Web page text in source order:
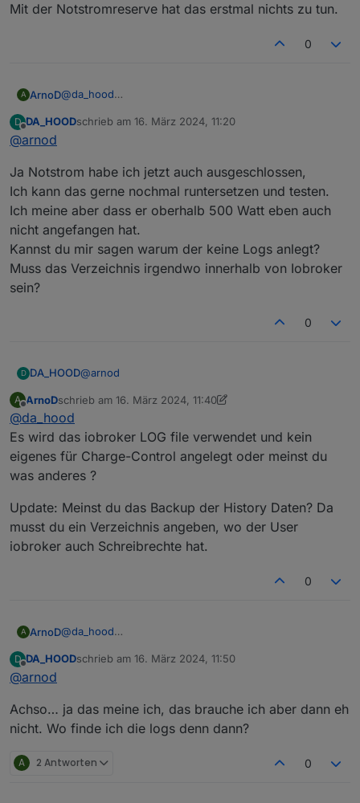
Mit der Notstromreserve hat das erstmal nichts zu tun.
0
A ArnoD@da_hood
sondern eins nach dem anderen.
Nach deinem Screenshot wurde aktuell Einstellung 2
verwendet, das kann Morgen aber wieder eine andere
Einstellung sein.
Dann wieder beobachten ob ab 200 W PV-Leistung
nicht geladen wird.
Mit der Notstromreserve hat das erstmal nichts zu tun.
D
Offline
DA_HOODschrieb am 16. März 2024, 11:20
zuletzt editiert von
@arnod
Ja Notstrom habe ich jetzt auch ausgeschlossen,
Ich kann das gerne nochmal runtersetzen und testen.
Ich meine aber dass er oberhalb 500 Watt eben auch
nicht angefangen hat.
Kannst du mir sagen warum der keine Logs anlegt?
Muss das Verzeichnis irgendwo innerhalb von Iobroker
sein?
0
D DA_HOOD@arnod
Ja Notstrom habe ich jetzt auch ausgeschlossen,
testen. Ich meine aber dass er oberhalb 500 Watt
eben auch nicht angefangen hat.
Kannst du mir sagen warum der keine Logs anlegt?
Muss das Verzeichnis irgendwo innerhalb von
A
Offline
ArnoDschrieb am 16. März 2024, 11:40
zuletzt editiert von ArnoD
@da_hood
Es wird das iobroker LOG file verwendet und kein
eigenes für Charge-Control angelegt oder meinst du
was anderes ?
Update: Meinst du das Backup der History Daten? Da
musst du ein Verzeichnis angeben, wo der User
iobroker auch Schreibrechte hat.
0
A ArnoD@da_hood
eigenes für Charge-Control angelegt oder meinst du
Update: Meinst du das Backup der History Daten? Da
D
Offline
DA_HOODschrieb am 16. März 2024, 11:50
zuletzt editiert von
@arnod
Achso… ja das meine ich, das brauche ich aber dann eh
nicht. Wo finde ich die logs denn dann?
A 2 Antworten 0